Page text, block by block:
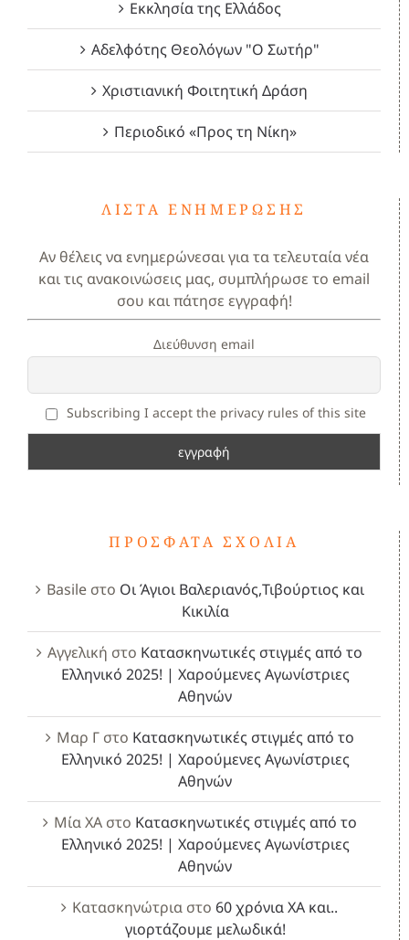
Εκκλησία της Ελλάδος
Αδελφότης Θεολόγων "Ο Σωτήρ"
Χριστιανική Φοιτητική Δράση
Περιοδικό «Προς τη Νίκη»
ΛΊΣΤΑ ΕΝΗΜΈΡΩΣΗΣ
Αν θέλεις να ενημερώνεσαι για τα τελευταία νέα
και τις ανακοινώσεις μας, συμπλήρωσε το email
σου και πάτησε εγγραφή!
Διεύθυνση email
Subscribing I accept the privacy rules of this site
ΠΡΌΣΦΑΤΑ ΣΧΌΛΙΑ
Basileστο Οι Άγιοι Βαλεριανός,Τιβούρτιος και
Κικιλία
Αγγελική στο Κατασκηνωτικές στιγμές από το
Ελληνικό 2025! | Χαρούμενες Αγωνίστριες
Αθηνών
Μαρ Γστο Κατασκηνωτικές στιγμές από το
Ελληνικό 2025! | Χαρούμενες Αγωνίστριες
Αθηνών
Μία ΧΑστο Κατασκηνωτικές στιγμές από το
Ελληνικό 2025! | Χαρούμενες Αγωνίστριες
Αθηνών
Κατασκηνώτρια στο 60 χρόνια ΧΑ και..
γιορτάζουμε μελωδικά!